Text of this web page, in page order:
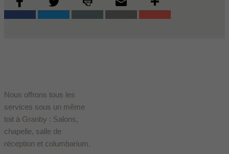
Nous offrons tous les
services sous un même
toit à Granby : Salons,
chapelle, salle de
réception et columbarium.